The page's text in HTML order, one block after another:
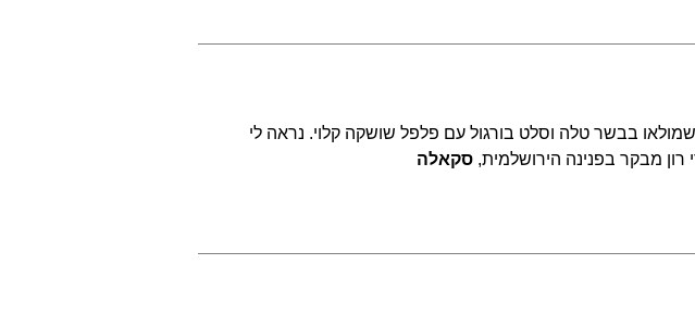
בבשר טלה וסלט בורגול עם פלפל שושקה קלוי. נראה לי
מבקר בפנינה הירושלמית, סקאלה